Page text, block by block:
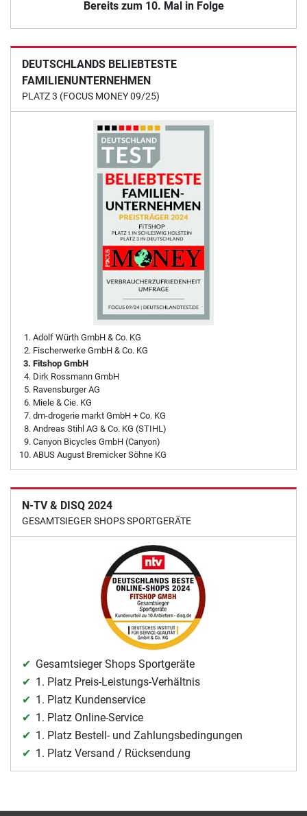
Bereits zum 10. Mal in Folge
DEUTSCHLANDS BELIEBTESTE
FAMILIENUNTERNEHMEN
PLATZ 3 (FOCUS MONEY 09/25)
Adolf Würth GmbH & Co. KG
Fischerwerke GmbH & Co. KG
Fitshop GmbH
Dirk Rossmann GmbH
Ravensburger AG
Miele & Cie. KG
dm-drogerie markt GmbH + Co. KG
Andreas Stihl AG & Co. KG (STIHL)
Canyon Bicycles GmbH (Canyon)
ABUS August Bremicker Söhne KG
N-TV & DISQ 2024
GESAMTSIEGER SHOPS SPORTGERÄTE
Gesamtsieger Shops Sportgeräte
1. Platz Preis-Leistungs-Verhältnis
1. Platz Kundenservice
1. Platz Online-Service
1. Platz Bestell- und Zahlungsbedingungen
1. Platz Versand / Rücksendung